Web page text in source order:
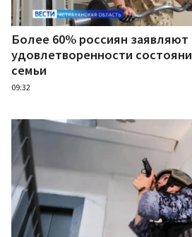
Более 60% россиян заявляют
удовлетворенности
семьи
09:32